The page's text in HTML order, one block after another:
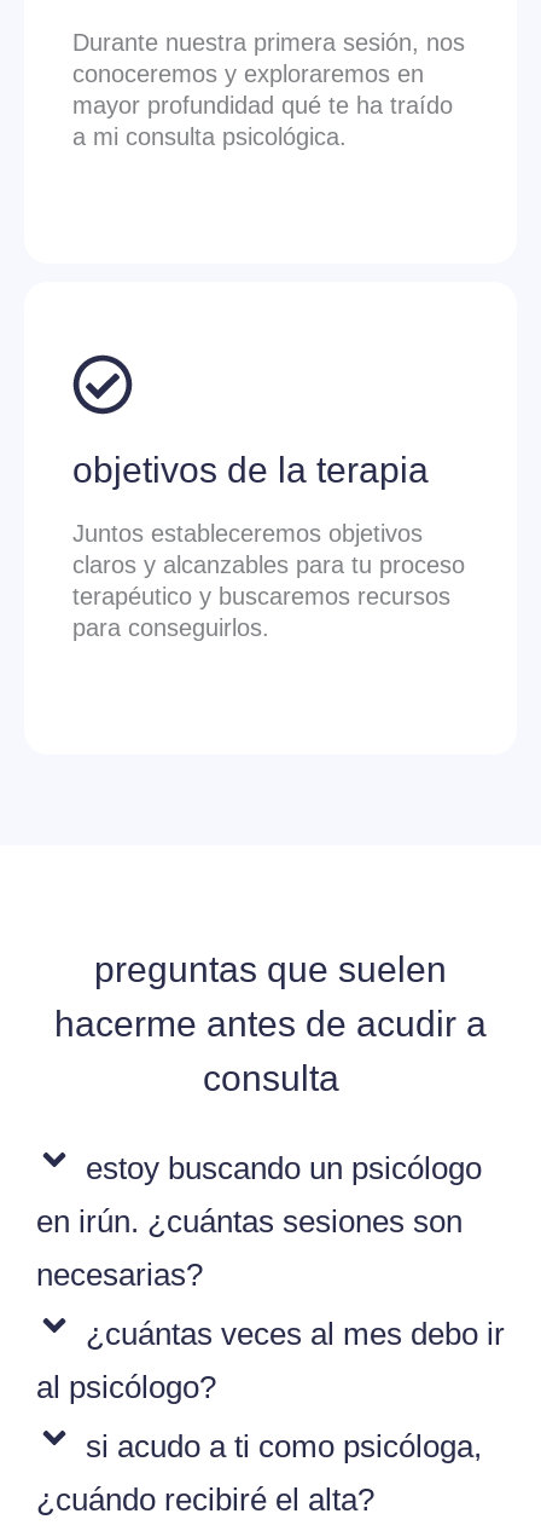
Durante nuestra primera sesión, nos
conoceremos y exploraremos en
mayor profundidad qué te ha traído
a mi consulta psicológica.
objetivos de la terapia
Juntos estableceremos objetivos
claros y alcanzables para tu proceso
terapéutico y buscaremos recursos
para conseguirlos.
preguntas que suelen
hacerme antes de acudir a
consulta
estoy buscando un psicólogo
en irún. ¿cuántas sesiones son
necesarias?
¿cuántas veces al mes debo ir
al psicólogo?
si acudo a ti como psicóloga,
¿cuándo recibiré el alta?